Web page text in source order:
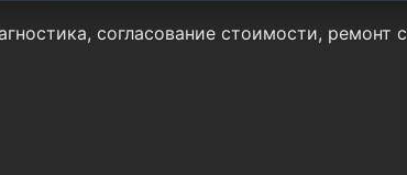
согласование стоимости, ремонт с